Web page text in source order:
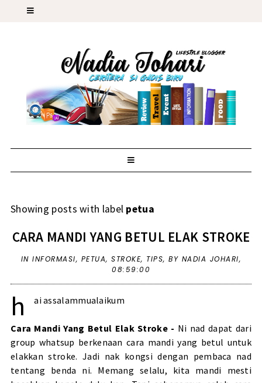
Showing posts with label petua
CARA MANDI YANG BETUL ELAK STROKE
ININFORMASI, PETUA,STROKE, TIPS,BY NADIA JOHARI,
08:59:00
h ai assalammualaikum
Cara Mandi Yang Betul Elak Stroke - Ni nad dapat dari
group whatsup berkenaan cara mandi yang betul untuk
elakkan stroke. Jadi nak kongsi dengan pembaca nad
tentang benda ni. Memang selalu, kita mandi mesti